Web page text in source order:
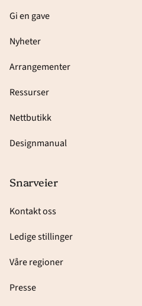
Gi en gave
Nyheter
Arrangementer
Ressurser
Nettbutikk
Designmanual
Snarveier
Kontakt oss
Ledige stillinger
Våre regioner
Presse